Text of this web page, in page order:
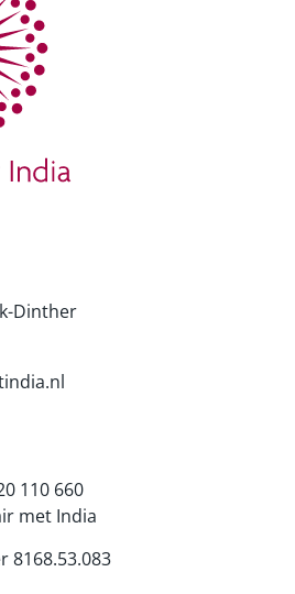
Dinther
110 660
met India
8168.53.083